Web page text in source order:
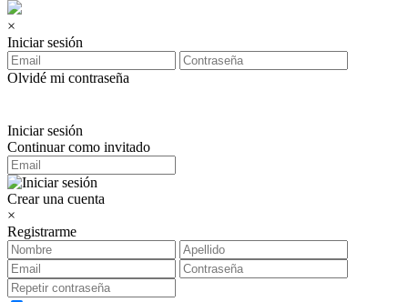
×
Iniciar sesión
Olvidé mi contraseña
Iniciar sesión
Continuar como invitado
Crear una cuenta
×
Registrarme